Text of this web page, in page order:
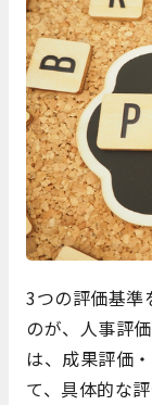
3つの評価基準
のが、人事評
は、成果評価
て、具体的な